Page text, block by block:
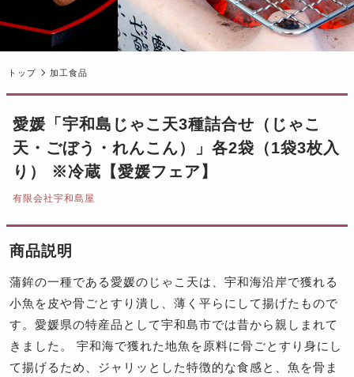
トップ 加工食品
愛媛「宇和島じゃこ天3種詰合せ（じゃこ
天・ごぼう・れんこん）」各2袋（1袋3枚入
り） ※冷蔵【愛媛フェア】
有限会社宇和島屋
商品説明
蒲鉾の一種である愛媛のじゃこ天は、宇和海沿岸で獲れる
小魚を皮や骨ごとすり潰し、薄く平らにして揚げたもので
す。愛媛県の特産品として宇和島市では昔から親しまれて
きました。 宇和海で獲れた地魚を原料に骨ごとすり身にし
て揚げるため、ジャリッとした特徴的な食感と、魚を骨ま